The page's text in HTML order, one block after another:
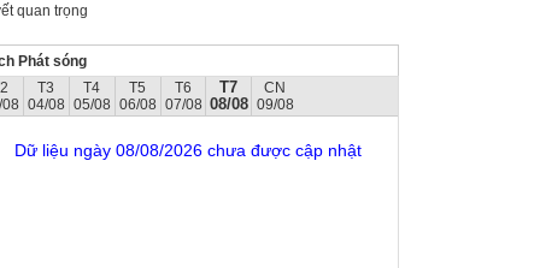
quan trọng
Phát sóng
T3
04/08
T4
05/08
T5
06/08
T6
07/08
T7
08/08
CN
09/08
Dữ liệu ngày 08/08/2026 chưa được cập nhật